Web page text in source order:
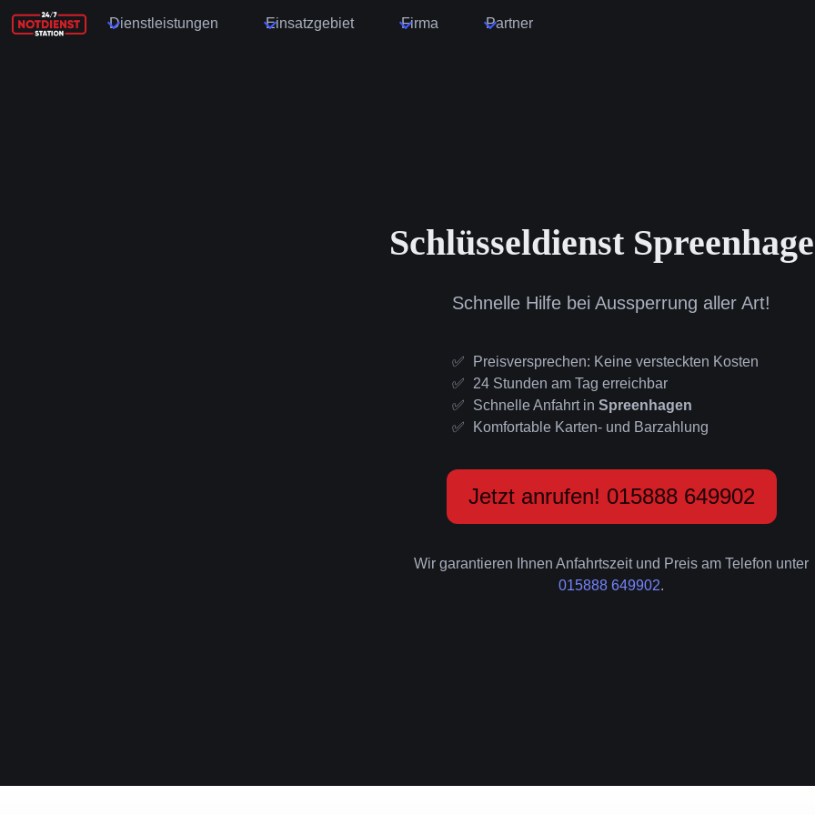
Dienstleistungen Einsatzgebiet Firma Partner
Schlüsseldienst
Schnelle Hilfe bei Aussperrung aller Art!
Preisversprechen: Keine versteckten Kosten
24 Stunden am Tag erreichbar
Schnelle Anfahrt in Spreenhagen
Komfortable Karten- und Barzahlung
Jetzt anrufen! 015888 649902
Wir garantieren Ihnen Anfahrtszeit und Preis am Telefon unter
015888 649902.